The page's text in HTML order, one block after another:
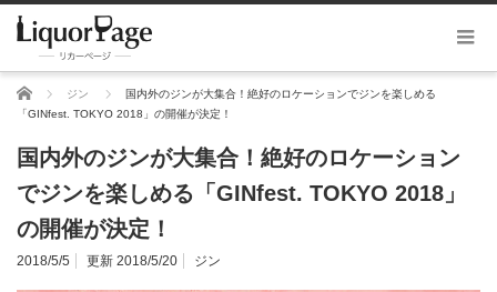
ホーム ジン
国内外のジンが大集合！絶好のロケーションでジンを楽しめる
「GINfest. TOKYO 2018」の開催が決定！
国内外のジンが大集合！絶好のロケーション
でジンを楽しめる「GINfest. TOKYO 2018」
の開催が決定！
2018/5/5 更新 2018/5/20 ジン